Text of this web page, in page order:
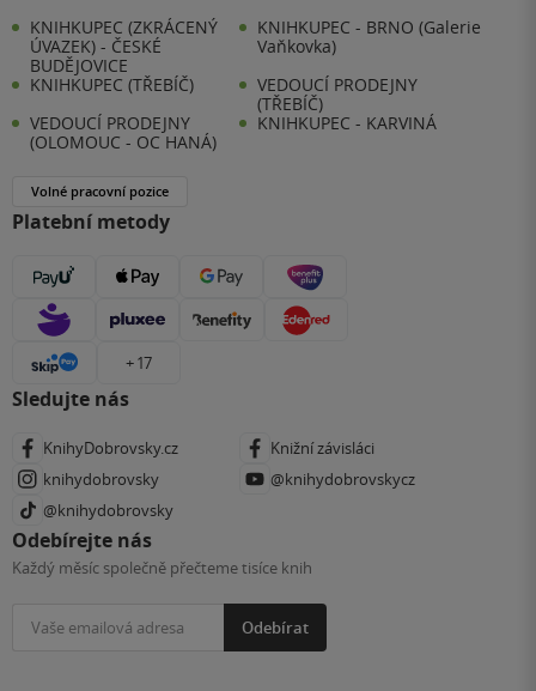
KNIHKUPEC (ZKRÁCENÝ
ÚVAZEK) - ČESKÉ
BUDĚJOVICE
KNIHKUPEC - BRNO (Galerie
Vaňkovka)
KNIHKUPEC (TŘEBÍČ)
VEDOUCÍ PRODEJNY
(TŘEBÍČ)
VEDOUCÍ PRODEJNY
(OLOMOUC - OC HANÁ)
KNIHKUPEC - KARVINÁ
Volné pracovní pozice
Platební metody
+ 17
Sledujte nás
KnihyDobrovsky.cz
Knižní závisláci
knihydobrovsky
@knihydobrovskycz
@knihydobrovsky
Odebírejte nás
Každý měsíc společně přečteme tisíce knih
Odebírat